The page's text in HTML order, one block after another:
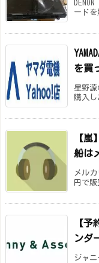
ード
を買
星野源
購入
【
船は
メル
円で
【
ンダ
ジャ